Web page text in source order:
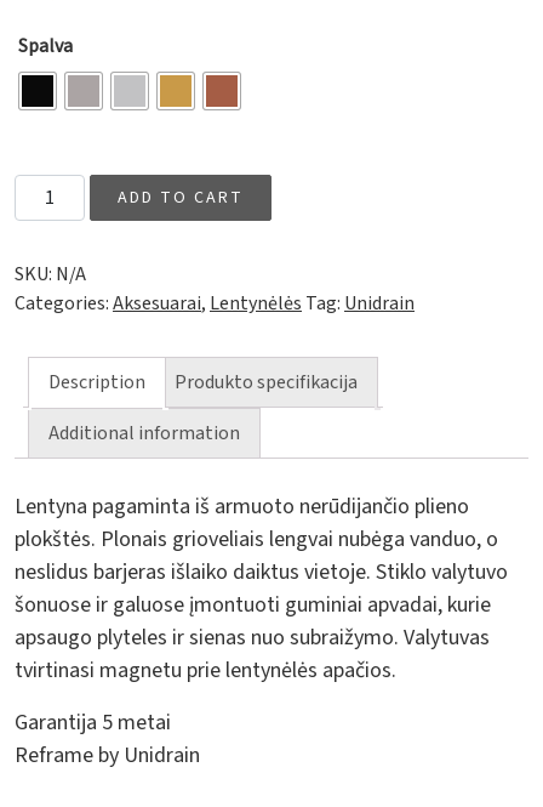
Spalva
Lentynėlė su stiklo valytuvu Reframe quantity
ADD TO CART
SKU: N/A
Categories:Aksesuarai, Lentynėlės Tag: Unidrain
Description
Produkto specifikacija
Additional information
Lentyna pagaminta iš armuoto nerūdijančio plieno
plokštės. Plonais grioveliais lengvai nubėga vanduo, o
neslidus barjeras išlaiko daiktus vietoje. Stiklo valytuvo
šonuose ir galuose įmontuoti guminiai apvadai, kurie
apsaugo plyteles ir sienas nuo subraižymo. Valytuvas
tvirtinasi magnetu prie lentynėlės apačios.
Garantija 5 metai
Reframe by Unidrain